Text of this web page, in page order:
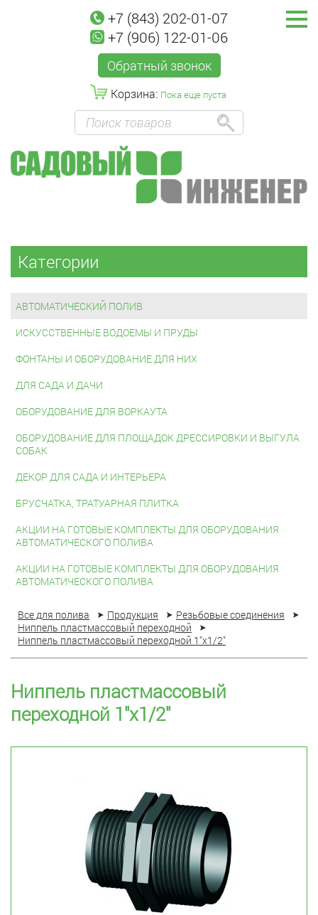
+7 (843) 202-01-07
+7 (906) 122-01-06
Обратный звонок
Корзина: Пока еще пуста
Категории
АВТОМАТИЧЕСКИЙ ПОЛИВ
ИСКУССТВЕННЫЕ ВОДОЕМЫ И ПРУДЫ
ФОНТАНЫ И ОБОРУДОВАНИЕ ДЛЯ НИХ
ДЛЯ САДА И ДАЧИ
ОБОРУДОВАНИЕ ДЛЯ ВОРКАУТА
ОБОРУДОВАНИЕ ДЛЯ ПЛОЩАДОК ДРЕССИРОВКИ И ВЫГУЛА
СОБАК
ДЕКОР ДЛЯ САДА И ИНТЕРЬЕРА
БРУСЧАТКА, ТРАТУАРНАЯ ПЛИТКА
АКЦИИ НА ГОТОВЫЕ КОМПЛЕКТЫ ДЛЯ ОБОРУДОВАНИЯ
АВТОМАТИЧЕСКОГО ПОЛИВА
АКЦИИ НА ГОТОВЫЕ КОМПЛЕКТЫ ДЛЯ ОБОРУДОВАНИЯ
АВТОМАТИЧЕСКОГО ПОЛИВА
Все для полива Продукция
Резьбовые соединения
Ниппель пластмассовый переходной
Ниппель пластмассовый переходной 1"x1/2"
Ниппель пластмассовый
переходной 1"x1/2"